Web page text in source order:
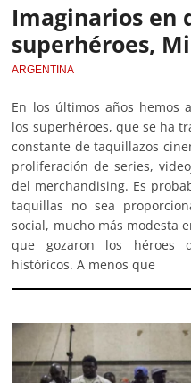
Imaginarios en
superhéroes,
ARGENTINA
En los últimos años hemos
los superhéroes, que se ha
constante de taquillazos
proliferación de series,
del merchandising. Es
taquillas no sea
social, mucho más modesta
que gozaron los héroes
históricos. A menos que